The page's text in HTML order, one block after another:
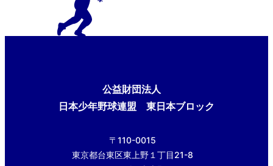
公益財団法人
日本少年野球連盟 東日本ブロック
〒110-0015
東京都台東区東上野１丁目21-8